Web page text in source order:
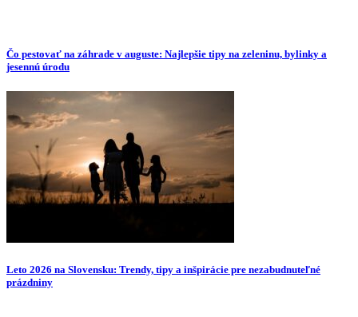
Čo pestovať na záhrade v auguste: Najlepšie tipy na zeleninu, bylinky a
jesennú úrodu
Leto 2026 na Slovensku: Trendy, tipy a inšpirácie pre nezabudnuteľné
prázdniny